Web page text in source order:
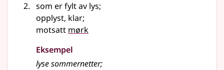
som er fylt av lys;
opplyst, klar;
motsatt mørk
Eksempel
lysesommernetter;